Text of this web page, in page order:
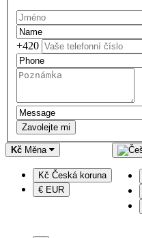
+420
Zavolejte mi
Kč Měna
Kč Česká koruna
€ EUR